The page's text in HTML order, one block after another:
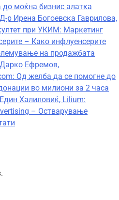
до моќна бизнис алатка
р Ирена Богоевска Гаврилова,
при УКИМ: Маркетинг
– Како инфлуенсерите
на продажбата
Дарко Ефремов,
Од желба да се помогне до
во милиони за 2 часа
Халиловиќ, Lilium:
– Остварување